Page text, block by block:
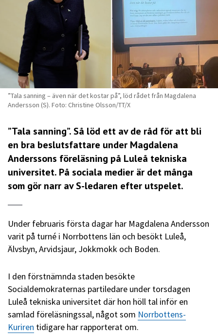
”Tala sanning – även när det kostar på”, löd rådet från Magdalena
Andersson (S). Foto: Christine Olsson/TT/X
”Tala sanning”. Så löd ett av de råd för att bli
en bra beslutsfattare under Magdalena
Anderssons föreläsning på Luleå tekniska
universitet. På sociala medier är det många
som gör narr av S-ledaren efter utspelet.
Under februaris första dagar har Magdalena Andersson
varit på turné i Norrbottens län och besökt Luleå,
Älvsbyn, Arvidsjaur, Jokkmokk och Boden.
I den förstnämnda staden besökte
Socialdemokraternas partiledare under torsdagen
Luleå tekniska universitet där hon höll tal inför en
samlad föreläsningssal, något som Norrbottens-
Kuriren tidigare har rapporterat om.